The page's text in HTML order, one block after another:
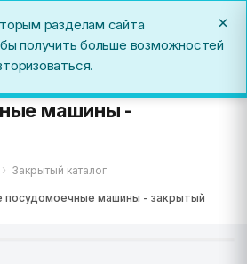
машины -
Закрытый каталог
машины - закрытый
разделам сайта
получить больше возможностей